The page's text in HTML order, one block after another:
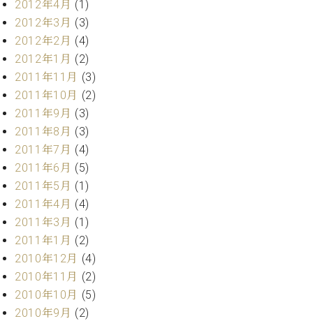
2012年4月 (1)
2012年3月 (3)
2012年2月 (4)
2012年1月 (2)
2011年11月 (3)
2011年10月 (2)
2011年9月 (3)
2011年8月 (3)
2011年7月 (4)
2011年6月 (5)
2011年5月 (1)
2011年4月 (4)
2011年3月 (1)
2011年1月 (2)
2010年12月 (4)
2010年11月 (2)
2010年10月 (5)
2010年9月 (2)